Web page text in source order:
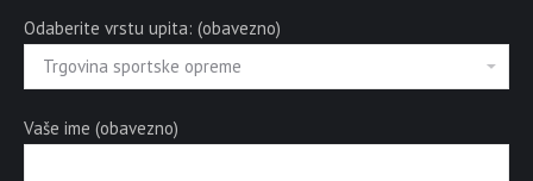
Odaberite vrstu upita: (obavezno)
Vaše ime (obavezno)